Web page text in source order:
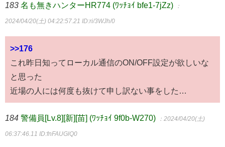
183 名も無きハンターHR774 (ﾜｯﾁｮｲ bfe1-7jZz) ：
2024/04/20(土) 04:22:57.21 ID:ri/3WJh/0
>>176
これ昨日知ってローカル通信のON/OFF設定が欲しいな
と思った
近場の人には何度も抜けて申し訳ない事をした…
184 警備員[Lv.8][新][苗] (ﾜｯﾁｮｲ 9f0b-W270) ：2024/04/20(土)
06:37:46.11 ID:fnFAUGlQ0